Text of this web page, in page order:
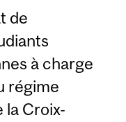
de
à charge
régime
la Croix-